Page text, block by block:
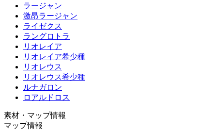
ラージャン
激昂ラージャン
ライゼクス
ラングロトラ
リオレイア
リオレイア希少種
リオレウス
リオレウス希少種
ルナガロン
ロアルドロス
素材・マップ情報
マップ情報